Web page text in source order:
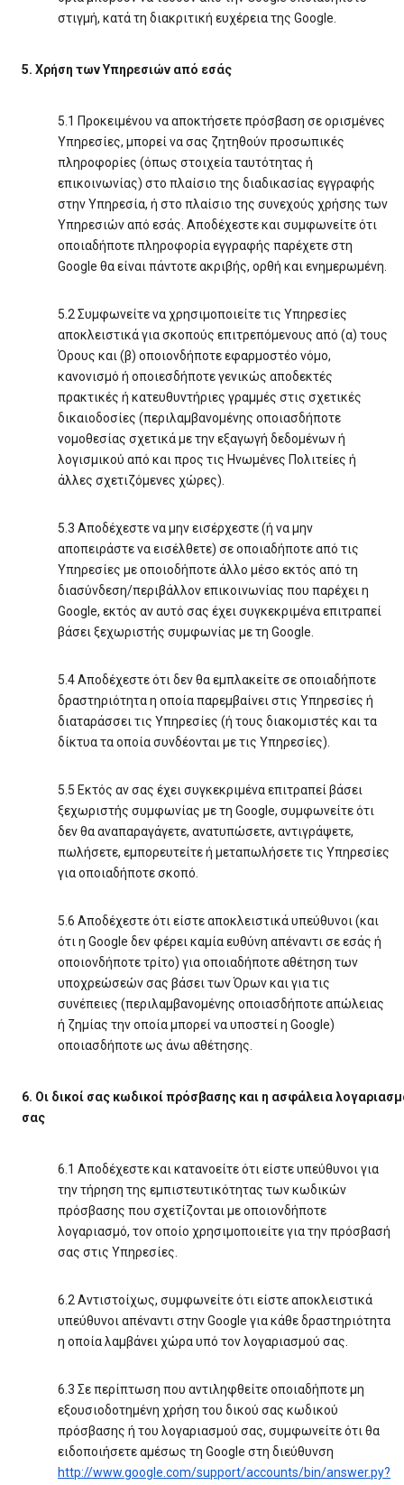
στιγμή, κατά τη διακριτική ευχέρεια της Google.
5. Χρήση των Υπηρεσιών από εσάς
5.1 Προκειμένου να αποκτήσετε πρόσβαση σε ορισμένες
Υπηρεσίες, μπορεί να σας ζητηθούν προσωπικές
πληροφορίες (όπως στοιχεία ταυτότητας ή
επικοινωνίας) στο πλαίσιο της διαδικασίας εγγραφής
στην Υπηρεσία, ή στο πλαίσιο της συνεχούς χρήσης των
Υπηρεσιών από εσάς. Αποδέχεστε και συμφωνείτε ότι
οποιαδήποτε πληροφορία εγγραφής παρέχετε στη
Google θα είναι πάντοτε ακριβής, ορθή και ενημερωμένη.
5.2 Συμφωνείτε να χρησιμοποιείτε τις Υπηρεσίες
αποκλειστικά για σκοπούς επιτρεπόμενους από (α) τους
Όρους και (β) οποιονδήποτε εφαρμοστέο νόμο,
κανονισμό ή οποιεσδήποτε γενικώς αποδεκτές
πρακτικές ή κατευθυντήριες γραμμές στις σχετικές
δικαιοδοσίες (περιλαμβανομένης οποιασδήποτε
νομοθεσίας σχετικά με την εξαγωγή δεδομένων ή
λογισμικού από και προς τις Ηνωμένες Πολιτείες ή
άλλες σχετιζόμενες χώρες).
5.3 Αποδέχεστε να μην εισέρχεστε (ή να μην
αποπειράστε να εισέλθετε) σε οποιαδήποτε από τις
Υπηρεσίες με οποιοδήποτε άλλο μέσο εκτός από τη
διασύνδεση/περιβάλλον επικοινωνίας που παρέχει η
Google, εκτός αν αυτό σας έχει συγκεκριμένα επιτραπεί
βάσει ξεχωριστής συμφωνίας με τη Google.
5.4 Αποδέχεστε ότι δεν θα εμπλακείτε σε οποιαδήποτε
δραστηριότητα η οποία παρεμβαίνει στις Υπηρεσίες ή
διαταράσσει τις Υπηρεσίες (ή τους διακομιστές και τα
δίκτυα τα οποία συνδέονται με τις Υπηρεσίες).
5.5 Εκτός αν σας έχει συγκεκριμένα επιτραπεί βάσει
ξεχωριστής συμφωνίας με τη Google, συμφωνείτε ότι
δεν θα αναπαραγάγετε, ανατυπώσετε, αντιγράψετε,
πωλήσετε, εμπορευτείτε ή μεταπωλήσετε τις Υπηρεσίες
για οποιαδήποτε σκοπό.
5.6 Αποδέχεστε ότι είστε αποκλειστικά υπεύθυνοι (και
ότι η Google δεν φέρει καμία ευθύνη απέναντι σε εσάς ή
οποιονδήποτε τρίτο) για οποιαδήποτε αθέτηση των
υποχρεώσεών σας βάσει των Όρων και για τις
συνέπειες (περιλαμβανομένης οποιασδήποτε απώλειας
ή ζημίας την οποία μπορεί να υποστεί η Google)
οποιασδήποτε ως άνω αθέτησης.
6. Οι δικοί σας κωδικοί πρόσβασης και η ασφάλεια
σας
6.1 Αποδέχεστε και κατανοείτε ότι είστε υπεύθυνοι για
την τήρηση της εμπιστευτικότητας των κωδικών
πρόσβασης που σχετίζονται με οποιονδήποτε
λογαριασμό, τον οποίο χρησιμοποιείτε για την πρόσβασή
σας στις Υπηρεσίες.
6.2 Αντιστοίχως, συμφωνείτε ότι είστε αποκλειστικά
υπεύθυνοι απέναντι στην Google για κάθε δραστηριότητα
η οποία λαμβάνει χώρα υπό τον λογαριασμού σας.
6.3 Σε περίπτωση που αντιληφθείτε οποιαδήποτε μη
εξουσιοδοτημένη χρήση του δικού σας κωδικού
πρόσβασης ή του λογαριασμού σας, συμφωνείτε ότι θα
ειδοποιήσετε αμέσως τη Google στη διεύθυνση
http://www.google.com/support/accounts/bin/answer.py?